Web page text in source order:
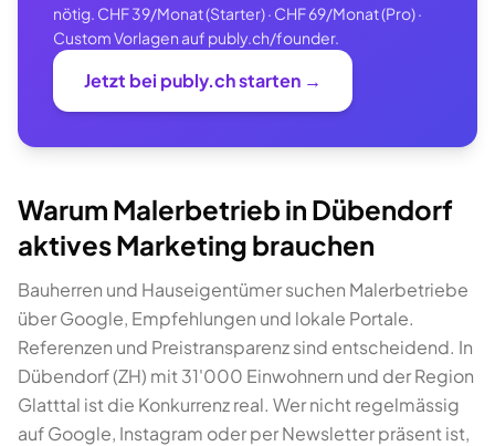
nötig. CHF 39/Monat (Starter) · CHF 69/Monat (Pro) ·
Custom Vorlagen auf publy.ch/founder.
Jetzt bei publy.ch starten →
Warum Malerbetrieb in Dübendorf
aktives Marketing brauchen
Bauherren und Hauseigentümer suchen Malerbetriebe
über Google, Empfehlungen und lokale Portale.
Referenzen und Preistransparenz sind entscheidend. In
Dübendorf (ZH) mit 31'000 Einwohnern und der Region
Glatttal ist die Konkurrenz real. Wer nicht regelmässig
auf Google, Instagram oder per Newsletter präsent ist,